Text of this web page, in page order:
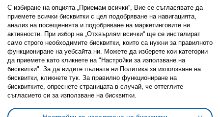
Последвайте ни:
FacebookTwitterYoutubePinterestInstagram
Политика за използване на бисквитки (Cookies)
Избор на настройки за използване на бисквитки
С избиране на опцията „Приемам всички“, Вие се съгласявате да
приемете всички бисквитки с цел подобряване на навигацията,
анализ на посещенията и подобряване на маркетинговите ни
активности. При избор на „Отхвърлям всички“ ще се инсталират
само строго необходимитe бисквитки, които са нужни за правилното
функциониране на уебсайта ни. Можете да изберете кои категории
да приемете като кликнете на "Настройки за използване на
бисквитки". За да видите пълната ни Политика за използване на
бисквитки, кликнете тук. За правилно функциониране на
бисквитките, опреснете страницата в случай, че оттеглите
съгласието си за използване на бисквитки.